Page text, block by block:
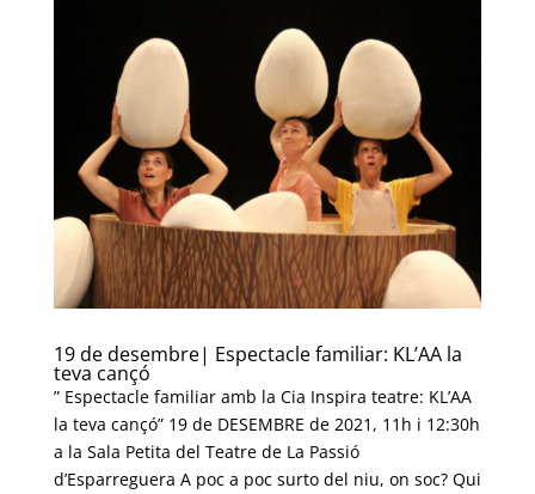
19 de desembre| Espectacle familiar: KL’AA la
teva cançó
” Espectacle familiar amb la Cia Inspira teatre: KL’AA
la teva cançó” 19 de DESEMBRE de 2021, 11h i 12:30h
a la Sala Petita del Teatre de La Passió
d’Esparreguera A poc a poc surto del niu, on soc? Qui